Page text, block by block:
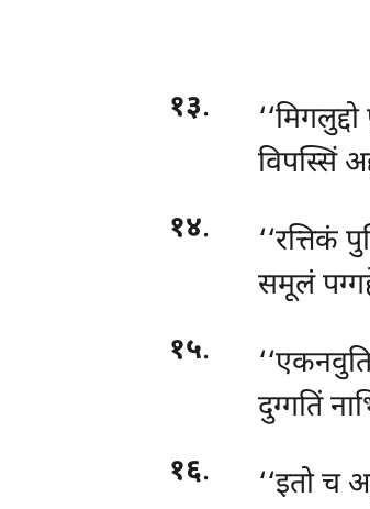
१३. ‘‘मिगलुद्दो
विपस्सिं
१४. ‘‘रत्तिकं
समूलं
१५.
दुग्गतिं
१६.
‘‘इतो च